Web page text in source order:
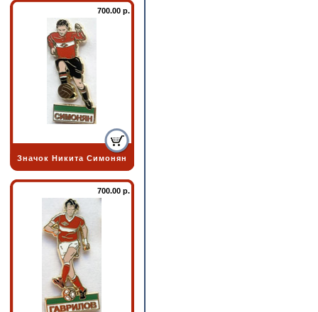
700.00 р.
Значок Никита Симонян
700.00 р.